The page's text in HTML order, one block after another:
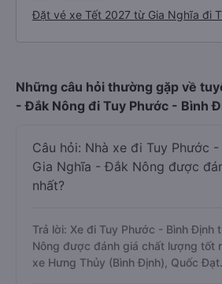
Đặt vé xe Tết 2027 từ Gia Nghĩa đi
Những câu hỏi thường gặp về
- Đắk Nông đi Tuy Phước - Bình
Câu hỏi: Nhà xe đi Tuy Phước
Gia Nghĩa - Đắk Nông được
nhất?
Trả lời: Xe đi Tuy Phước - Bình Định
Nông được đánh giá chất lượng tốt
xe Hưng Thủy (Bình Định), Quốc Đạt.